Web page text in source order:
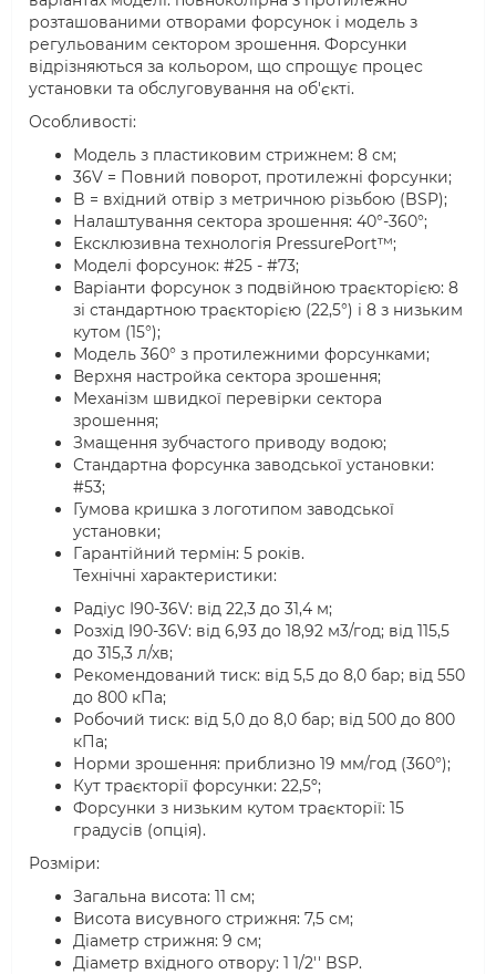
розташованими отворами форсунок і модель з
регульованим сектором зрошення. Форсунки
відрізняються за кольором, що спрощує процес
установки та обслуговування на об'єкті.
Особливості:
Модель з пластиковим стрижнем: 8 см;
36V = Повний поворот, протилежні форсунки;
B = вхідний отвір з метричною різьбою (BSP);
Налаштування сектора зрошення: 40°-360°;
Ексклюзивна технологія PressurePort™;
Моделі форсунок: #25 - #73;
Варіанти форсунок з подвійною траєкторією: 8
зі стандартною траєкторією (22,5°) і 8 з низьким
кутом (15°);
Модель 360° з протилежними форсунками;
Верхня настройка сектора зрошення;
Механізм швидкої перевірки сектора
зрошення;
Змащення зубчастого приводу водою;
Стандартна форсунка заводської установки:
#53;
Гумова кришка з логотипом заводської
установки;
Гарантійний термін: 5 років.
Технічні характеристики:
Радіус I90-36V: від 22,3 до 31,4 м;
Розхід I90-36V: від 6,93 до 18,92 м3/год; від 115,5
до 315,3 л/хв;
Рекомендований тиск: від 5,5 до 8,0 бар; від 550
до 800 кПа;
Робочий тиск: від 5,0 до 8,0 бар; від 500 до 800
кПа;
Норми зрошення: приблизно 19 мм/год (360°);
Кут траєкторії форсунки: 22,5º;
Форсунки з низьким кутом траєкторії: 15
градусів (опція).
Розміри:
Загальна висота: 11 см;
Висота висувного стрижня: 7,5 см;
Діаметр стрижня: 9 см;
Діаметр вхідного отвору: 1 1/2'' BSP.